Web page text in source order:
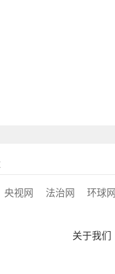
央视网 法治网 环球网
关于我们